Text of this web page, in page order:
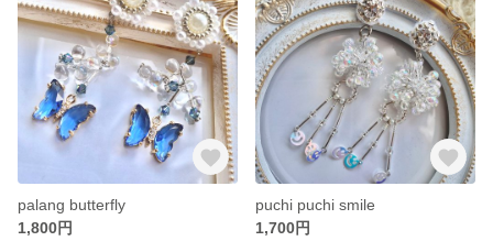
palang butterfly
1,800円
puchi puchi smile
1,700円